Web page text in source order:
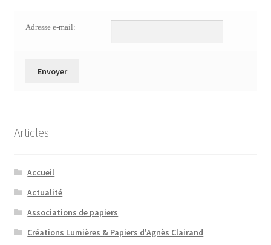
Adresse e-mail:
Articles
Accueil
Actualité
Associations de papiers
Créations Lumières & Papiers d'Agnès Clairand